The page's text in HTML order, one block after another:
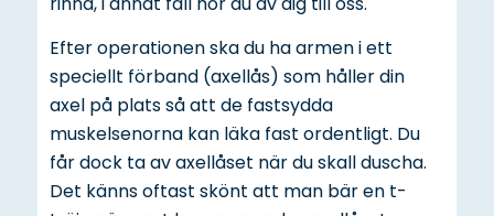
Efter operationen ska du ha armen i ett
speciellt förband (axellås) som håller din
axel på plats så att de fastsydda
muskelsenorna kan läka fast ordentligt. Du
får dock ta av axellåset när du skall duscha.
Det känns oftast skönt att man bär en t-